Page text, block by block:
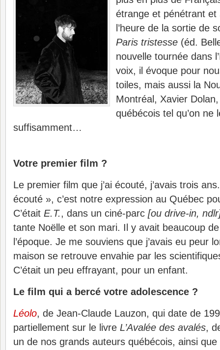
étrange et pénétrant et
l’heure de la sortie de
Paris tristesse (éd.
nouvelle tournée dans
voix, il évoque pour
toiles, mais aussi la
Montréal, Xavier
québécois tel qu’on
suffisamment…
Votre premier film ?
Le premier film que j’ai écouté, j’avais trois
écouté », c’est notre expression au Québec
C’était E.T., dans un ciné-parc [ou drive-in,
tante Noëlle et son mari. Il y avait beaucoup
l’époque. Je me souviens que j’avais eu peur
maison se retrouve envahie par les
C’était un peu effrayant, pour un enfant.
Le film qui a bercé votre adolescence ?
Léolo, de Jean-Claude Lauzon, qui date de
partiellement sur le livre L’Avalée des avalés,
un de nos grands auteurs québécois, ainsi que